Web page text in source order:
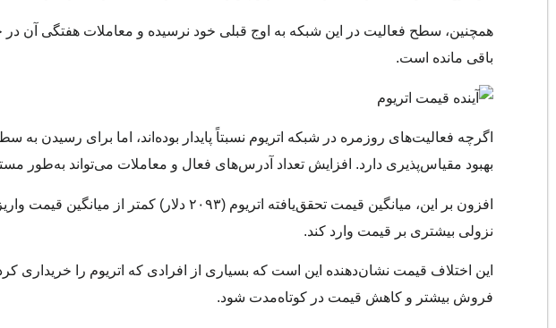
باقی مانده است.
اگرچه فعالیت‌های روزمره در شبکه اتریوم نسبتاً پایدار بوده‌اند، اما برای رسیدن به
بهبود مقیاس‌پذیری دارد. افزایش تعداد آدرس‌های فعال و معاملات می‌تواند به‌طور
نزولی بیشتری بر قیمت وارد کند.
این اختلاف قیمت نشان‌دهنده این است که بسیاری از افرادی که اتریوم را خریداری
فروش بیشتر و کاهش قیمت در کوتاه‌مدت شود.